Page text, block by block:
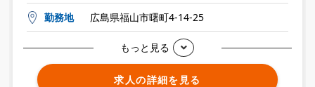
勤務地 広島県福山市曙町4-14-25
もっと見る
求人の詳細を見る